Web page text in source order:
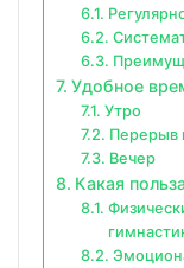
Удобное
Утро
Перерыв
Вечер
Какая